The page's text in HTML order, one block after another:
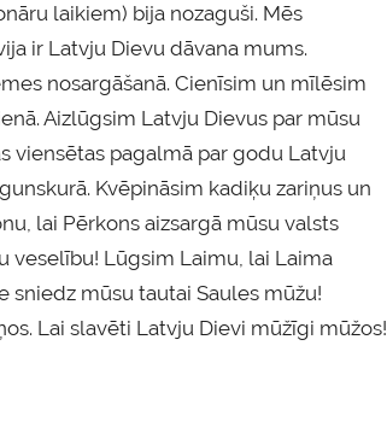
laikiem) bija nozaguši. Mēs
ir Latvju Dievu dāvana mums.
nosargāšanā. Cienīsim un mīlēsim
Aizlūgsim Latvju Dievus par mūsu
viensētas pagalmā par godu Latvju
Kvēpināsim kadiķu zariņus un
lai Pērkons aizsargā mūsu valsts
veselību! Lūgsim Laimu, lai Laima
sniedz mūsu tautai Saules mūžu!
Lai slavēti Latvju Dievi mūžīgi mūžos!